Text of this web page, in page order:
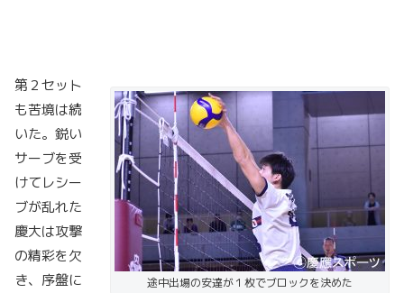
途中出場の安達が１枚でブロックを決めた
第２セット
も苦境は続
いた。鋭い
サーブを受
けてレシー
ブが乱れた
慶大は攻撃
の精彩を欠
き、序盤に